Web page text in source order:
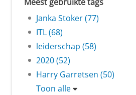
Janka Stoker (77)
ITL (68)
leiderschap (58)
2020 (52)
Harry Garretsen (50)
Toon alle